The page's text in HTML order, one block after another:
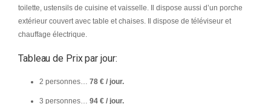
toilette, ustensils de cuisine et vaisselle. Il dispose aussi d’un porche
extérieur couvert avec table et chaises. Il dispose de téléviseur et
chauffage électrique.
Tableau de Prix par jour:
2 personnes… 78 € / jour.
3 personnes… 94 € / jour.